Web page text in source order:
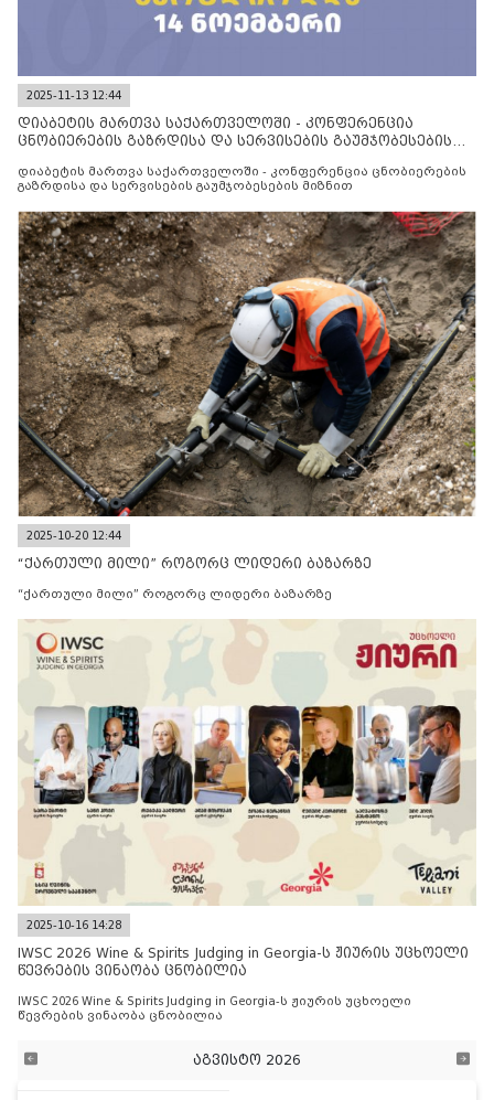
2025-11-13 12:44
დიაბეტის მართვა საქართველოში - კონფერენცია
ცნობიერების გაზრდისა და სერვისების გაუმჯობესების
დიაბეტის მართვა საქართველოში - კონფერენცია ცნობიერების
გაზრდისა და სერვისების გაუმჯობესების მიზნით
2025-10-20 12:44
“ქართული მილი” როგორც ლიდერი ბაზარზე
“ქართული მილი” როგორც ლიდერი ბაზარზე
2025-10-16 14:28
IWSC 2026 Wine & Spirits Judging in Georgia-ს ჟიურის უცხოელი
წევრების ვინაობა ცნობილია
IWSC 2026 Wine & Spirits Judging in Georgia-ს ჟიურის უცხოელი
წევრების ვინაობა ცნობილია
აგვისტო 2026